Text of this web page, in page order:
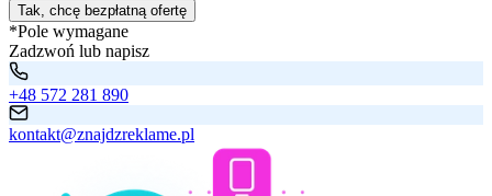
Tak, chcę bezpłatną ofertę
*Pole wymagane
Zadzwoń lub napisz
+48 572 281 890
kontakt@znajdzreklame.pl